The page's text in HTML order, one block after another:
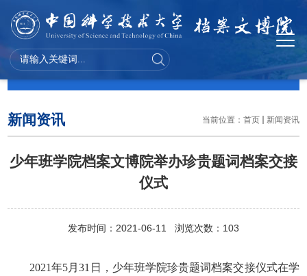
新闻资讯
新闻资讯 当前位置： 首页 新闻资讯
少年班学院档案文博院举办珍贵题词档案交接
仪式
发布时间：2021-06-11 浏览次数： 103
2021年5月31日，少年班学院珍贵题词档案交接仪式在学